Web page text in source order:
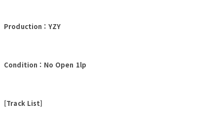
Production : YZY
Condition : No Open 1lp
[Track List]